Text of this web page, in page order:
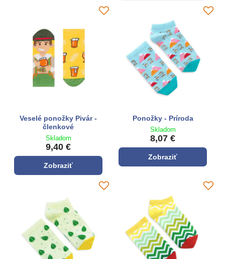
Veselé ponožky Pivár -
členkové
Skladom
9,40 €
Zobraziť
Ponožky - Príroda
Skladom
8,07 €
Zobraziť